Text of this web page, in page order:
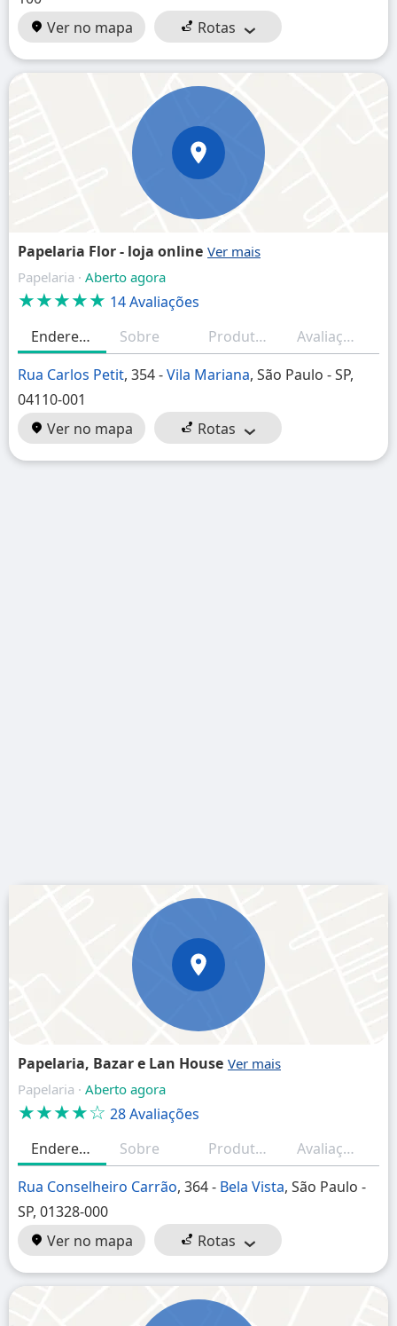
Ver no mapa
Rotas
Papelaria Flor - loja online
Papelaria · Aberto agora
★★★★★ 14 Avaliações
Endereço
Sobre Produtos/Serviços Avaliações
Rua Carlos Petit, 354 -Vila Mariana, São Paulo - SP,
04110-001
Ver no mapa
Rotas
Papelaria, Bazar e Lan House
Papelaria · Aberto agora
★★★★☆ 28 Avaliações
Endereço
Sobre Produtos/Serviços Avaliações (resumo)
Rua Conselheiro Carrão, 364 - Bela Vista, São Paulo -
SP, 01328-000
Ver no mapa
Rotas